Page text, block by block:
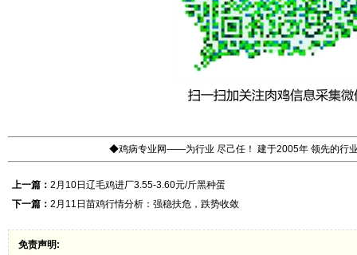
◆鸡病专业网——为行业 尽己任！ 建于2005年 领先的行
上一篇： 2月10日辽毛鸡进厂3.55-3.60元/斤黑种蛋
下一篇： 2月11日苗鸡行情分析：强稳扶危，跌势收敛
免责声明: